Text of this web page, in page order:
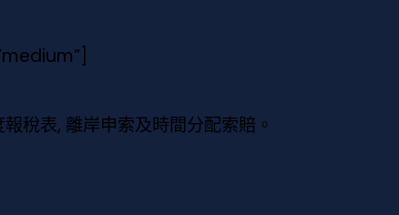
稅表, 離岸申索及時間分配索賠。